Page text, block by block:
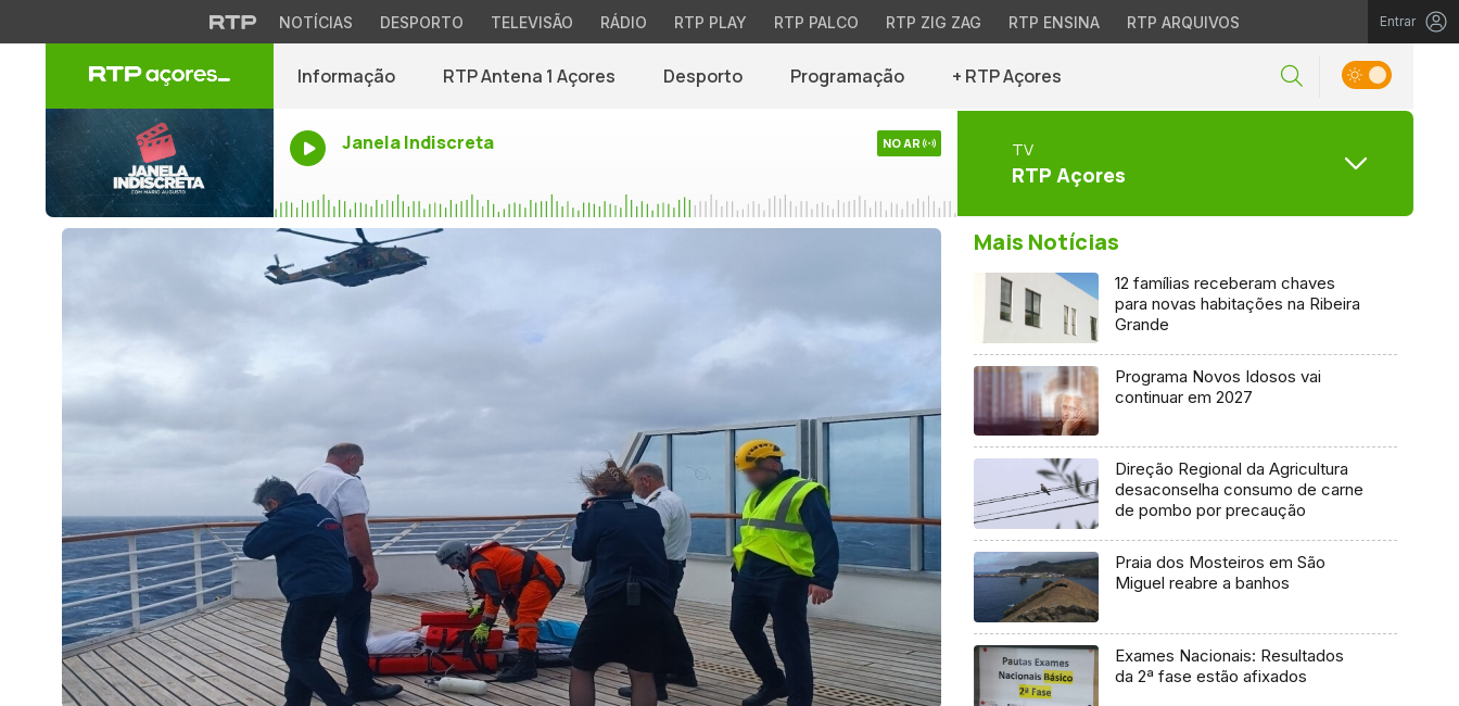
NOTÍCIAS DESPORTO TELEVISÃO RÁDIO RTP PLAY RTP PALCO RTP ZIG ZAG RTP ENSINA RTP ARQUIVOS Entrar
Informação RTP Antena 1 Açores Desporto Programação + RTP Açores
Janela Indiscreta NO AR TV
RTP Açores
Mais Notícias
12 famílias receberam chaves
para novas habitações na Ribeira
Grande
Programa Novos Idosos vai
continuar em 2027
Direção Regional da Agricultura
desaconselha consumo de carne
de pombo por precaução
Praia dos Mosteiros em São
Miguel reabre a banhos
Exames Nacionais: Resultados
da 2ª fase estão afixados